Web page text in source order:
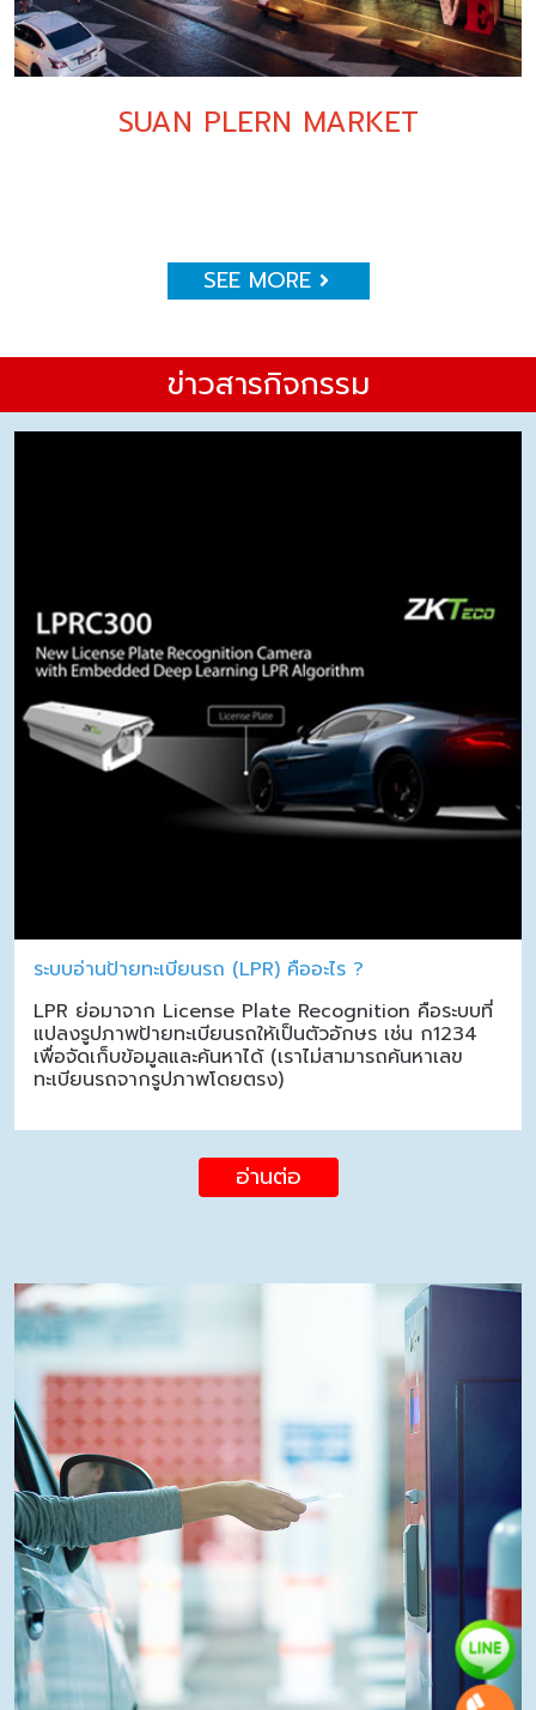
SUAN PLERN MARKET
SEE MORE
ข่าวสารกิจกรรม
ระบบอ่านป้ายทะเบียนรถ (LPR) คืออะไร ?
LPR ย่อมาจาก License Plate Recognition คือระบบที่
แปลงรูปภาพป้ายทะเบียนรถให้เป็นตัวอักษร เช่น ก1234
เพื่อจัดเก็บข้อมูลและค้นหาได้ (เราไม่สามารถค้นหาเลข
ทะเบียนรถจากรูปภาพโดยตรง)
อ่านต่อ